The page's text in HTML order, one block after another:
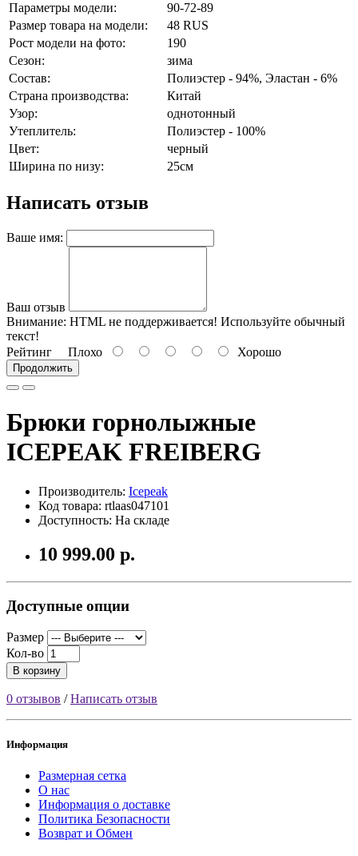
Параметры модели:
90-72-89
Размер товара на модели:
48 RUS
Рост модели на фото:
190
Сезон:
зима
Состав:
Полиэстер - 94%, Эластан - 6%
Страна производства:
Китай
Узор:
однотонный
Утеплитель:
Полиэстер - 100%
Цвет:
черный
Ширина по низу:
25см
Написать отзыв
Ваше имя:
Ваш отзыв
Внимание: HTML не поддерживается! Используйте обычный
текст!
Рейтинг Плохо Хорошо
Продолжить
Брюки горнолыжные
ICEPEAK FREIBERG
Производитель: Icepeak
Код товара: rtlaas047101
Доступность: На складе
10 999.00 р.
Доступные опции
Размер
Кол-во
В корзину
0 отзывов /Написать отзыв
Информация
Размерная сетка
О нас
Информация о доставке
Политика Безопасности
Возврат и Обмен